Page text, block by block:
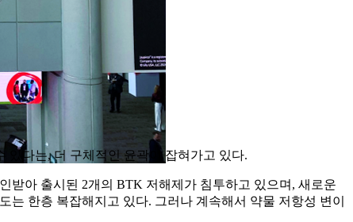
있다는, 더 구체적인 윤곽이 잡혀가고 있다.
받아 출시된 2개의 BTK 저해제가 침투하고 있으며, 새로운
는 한층 복잡해지고 있다. 그러나 계속해서 약물 저항성 변이